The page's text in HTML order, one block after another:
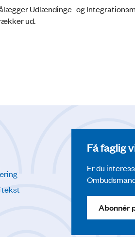
Udlændinge- og
ud.
tekst
Få faglig
Er du
Abonnér